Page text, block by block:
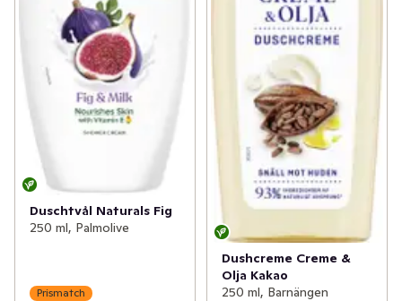
Duschtvål Naturals Fig
250 ml, Palmolive
Prismatch
Dushcreme Creme &
Olja Kakao
250 ml, Barnängen